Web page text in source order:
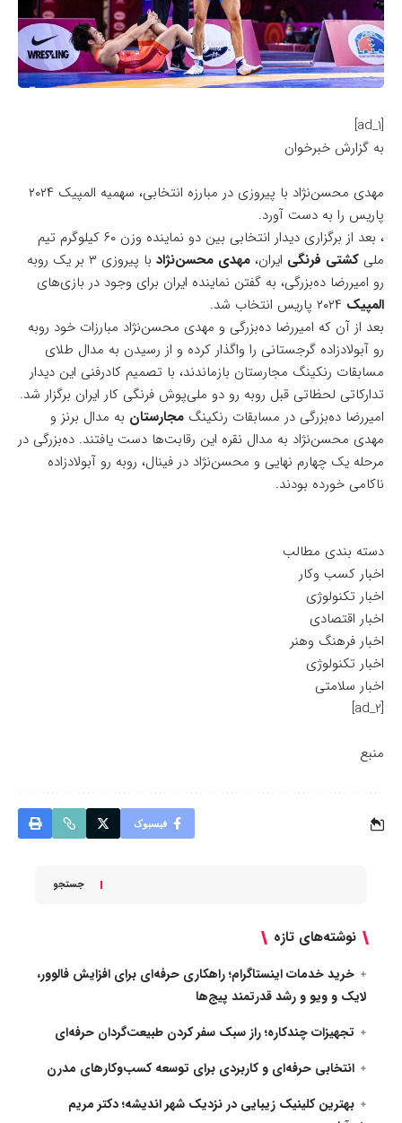
[ad_1]
به گزارش خبرخوان
مهدی محسن‌نژاد با پیروزی در مبارزه انتخابی، سهمیه المپیک ۲۰۲۴
پاریس را به دست آورد.
، بعد از برگزاری دیدار انتخابی بین دو نماینده وزن ۶۰ کیلوگرم تیم
ملی کشتی فرنگی ایران، مهدی محسن‌نژاد
با پیروزی ۳ بر یک روبه
رو امیررضا ده‌بزرگی، به گفتن نماینده ایران برای وجود در بازی‌های
المپیک
بعد از آن که امیررضا ده‌بزرگی و مهدی محسن‌نژاد مبارزات خود روبه
رو آبولادزاده گرجستانی را واگذار کرده و از رسیدن به مدال طلای
مسابقات رنکینگ مجارستان بازماندند، با تصمیم کادرفنی این دیدار
تدارکاتی لحظاتی قبل روبه رو دو ملی‌پوش فرنگی کار ایران برگزار شد.
امیررضا ده‌بزرگی در مسابقات رنکینگ مجارستان به مدال برنز و
مهدی محسن‌نژاد به مدال نقره این رقابت‌ها دست یافتند. ده‌بزرگی در
مرحله یک چهارم نهایی و محسن‌نژاد در فینال، روبه رو آبولادزاده
ناکامی خورده بودند.
دسته بندی مطالب
اخبار کسب وکار
اخبار تکنولوژی
اخبار اقتصادی
اخبار فرهنگ وهنر
اخبار تکنولوژی
اخبار سلامتی
[ad_2]
منبع
فیسبوک
جستجو
نوشته‌های تازه
خرید خدمات اینستاگرام؛ راهکاری حرفه‌ای برای افزایش فالوور،
لایک و ویو و رشد قدرتمند پیج‌ها
تجهیزات چندکاره؛ راز سبک سفر کردن طبیعت‌گردان حرفه‌ای
انتخابی حرفه‌ای و کاربردی برای توسعه کسب‌وکارهای مدرن
بهترین کلینیک زیبایی در نزدیک شهر اندیشه؛ دکتر مریم